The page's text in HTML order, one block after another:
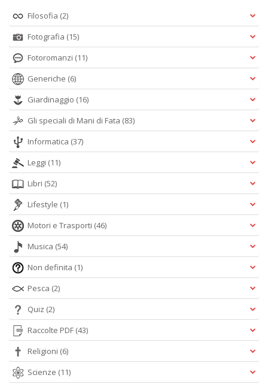
Filosofia (2)
Fotografia (15)
Fotoromanzi (11)
Generiche (6)
Giardinaggio (16)
Gli speciali di Mani di Fata (83)
Informatica (37)
Leggi (11)
Libri (52)
Lifestyle (1)
Motori e Trasporti (46)
Musica (54)
Non definita (1)
Pesca (2)
Quiz (2)
Raccolte PDF (43)
Religioni (6)
Scienze (11)